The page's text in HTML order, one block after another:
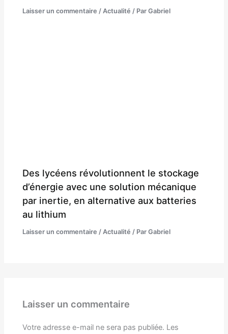
Laisser un commentaire /Actualité / ParGabriel
Des lycéens révolutionnent le stockage
d’énergie avec une solution mécanique
par inertie, en alternative aux batteries
au lithium
Laisser un commentaire / Actualité / ParGabriel
Laisser un commentaire
Votre adresse e-mail ne sera pas publiée. Les